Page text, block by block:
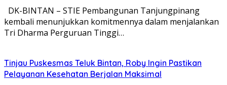
DK-BINTAN – STIE Pembangunan Tanjungpinang
kembali menunjukkan komitmennya dalam menjalankan
Tri Dharma Perguruan Tinggi…
Tinjau Puskesmas Teluk Bintan, Roby Ingin Pastikan
Pelayanan Kesehatan Berjalan Maksimal